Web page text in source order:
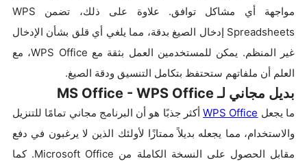
مواجهة أي مشاكل توافق. علاوة على ذلك، تضمن WPS
Spreadsheets إدخال الصيغ بدقة، مما يلغي أي قلق بشأن الإدخال
غير المنظم. يمكن للمستخدمين العمل بثقة مع WPS Office، مع
العلم أن ملفاتهم ستحتفظ بتكامل التنسيق ودقة الصيغ.
بديل مجاني لـ MS Office - WPS Office
ما يجعل WPS Officeأكثر جذبًا هو أن البرنامج مجاني تمامًا للتنزيل
والاستخدام، مما يجعله بديلاً ممتازًا لأولئك الذين لا يرغبون في دفع
مقابل الحصول على النسخة الكاملة من Microsoft Office. كما